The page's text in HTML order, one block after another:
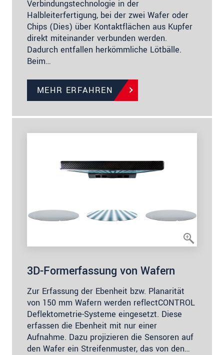
Verbindungstechnologie in der
Halbleiterfertigung, bei der zwei Wafer oder
Chips (Dies) über Kontaktflächen aus Kupfer
direkt miteinander verbunden werden.
Dadurch entfallen herkömmliche Lötbälle.
Beim…
MEHR ERFAHREN
3D-Formerfassung von Wafern
Zur Erfassung der Ebenheit bzw. Planarität
von 150 mm Wafern werden reflectCONTROL
Deflektometrie-Systeme eingesetzt. Diese
erfassen die Ebenheit mit nur einer
Aufnahme. Dazu projizieren die Sensoren auf
den Wafer ein Streifenmuster, das von den…